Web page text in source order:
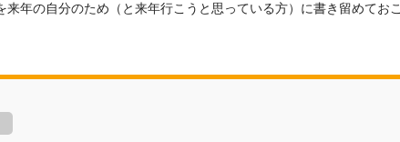
来年の自分のため（と来年行こうと思っている方）に書き留めておこ